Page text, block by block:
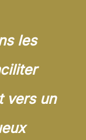
les
vers un